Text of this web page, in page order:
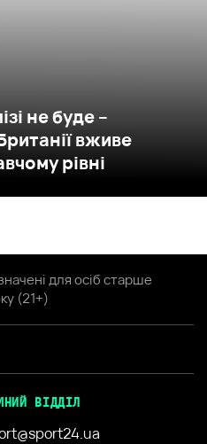
не буде –
вживе
рівні
для осіб старше
(21+)
ВІДДІЛ